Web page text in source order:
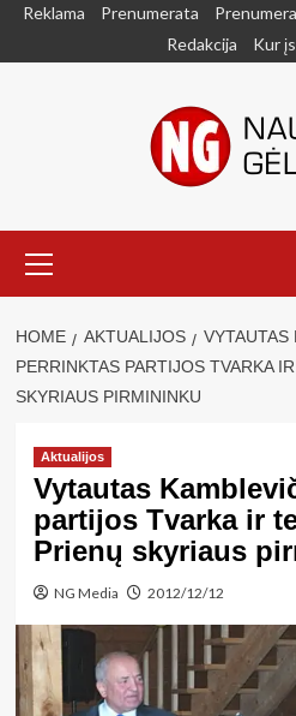
SkipReklama Prenumerata
Redakcija
Kur
Menu
HOME AKTUALIJOS
VYTAUTAS
PERRINKTAS PARTIJOS TVARKA
SKYRIAUS PIRMININKU
Aktualijos
Vytautas
partijos Tvarka ir
Prienų skyriaus
NG Media 2012/12/12